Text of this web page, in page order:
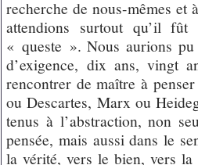
recherche de nous-mêmes et
attendions surtout qu’il
« queste ». Nous aurions pu
d’exigence, dix ans, vingt
rencontrer de maître à
ou Descartes, Marx ou
tenus à l’abstraction, non
pensée, mais aussi dans le
la vérité, vers le bien, vers la